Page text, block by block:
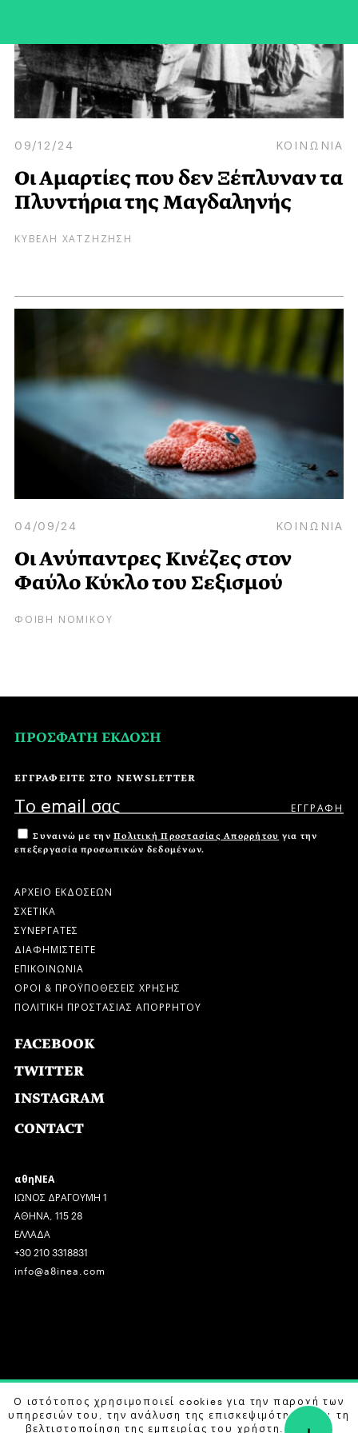
09/12/24 ΚΟΙΝΩΝΙΑ
Οι Αμαρτίες που δεν Ξέπλυναν τα
Πλυντήρια της Μαγδαληνής
ΚΥΒΕΛΗ ΧΑΤΖΗΖΗΣΗ
04/09/24 ΚΟΙΝΩΝΙΑ
Οι Ανύπαντρες Κινέζες στον
Φαύλο Κύκλο του Σεξισμού
ΦΟΙΒΗ ΝΟΜΙΚΟΥ
ΠΡΟΣΦΑΤΗ ΕΚΔΟΣΗ
ΕΓΓΡΑΦΕΙΤΕ ΣΤΟ NEWSLETTER
Συναινώ με την Πολιτική Προστασίας Απορρήτου για την
επεξεργασία προσωπικών δεδομένων.
ΑΡΧΕΙΟ ΕΚΔΟΣΕΩΝ
ΣΧΕΤΙΚΑ
ΣΥΝΕΡΓΑΤΕΣ
ΔΙΑΦΗΜΙΣΤΕΙΤΕ
ΕΠΙΚΟΙΝΩΝΙΑ
ΟΡΟΙ & ΠΡΟΫΠΟΘΕΣΕΙΣ ΧΡΗΣΗΣ
ΠΟΛΙΤΙΚΗ ΠΡΟΣΤΑΣΙΑΣ ΑΠΟΡΡΗΤΟΥ
FACEBOOK
TWITTER
INSTAGRAM
CONTACT
αθηΝΕΑ
ΙΩΝΟΣ ΔΡΑΓΟΥΜΗ 1
ΑΘΗΝΑ, 115 28
ΕΛΛΑΔΑ
+30 210 3318831
info@a8inea.com
COPYRIGHT © 2026 αθηΝΕΑ, ALL RIGHTS RESERVED.
DESIGN BY G DESIGN STUDIO. DEVELOPED BYB LABS
Ο ιστότοπος χρησιμοποιεί cookies για την παροχή των
υπηρεσιών του, την ανάλυση της επισκεψιμότητας και τη
βελτιστοποίηση της εμπειρίας του χρήστη. Μάθετε